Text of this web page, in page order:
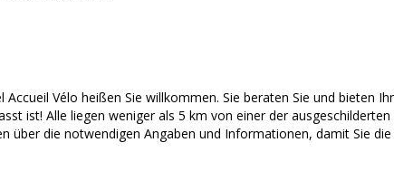
Vélo heißen Sie willkommen. Sie beraten Sie und bieten
ist! Alle liegen weniger als 5 km von einer der
über die notwendigen Angaben und Informationen, damit Sie